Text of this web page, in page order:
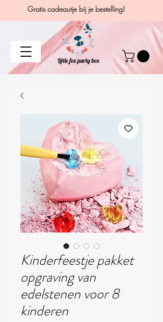
Gratis cadeautje bij je bestelling!
Kinderfeestje pakket
opgraving van
edelstenen voor 8
kinderen